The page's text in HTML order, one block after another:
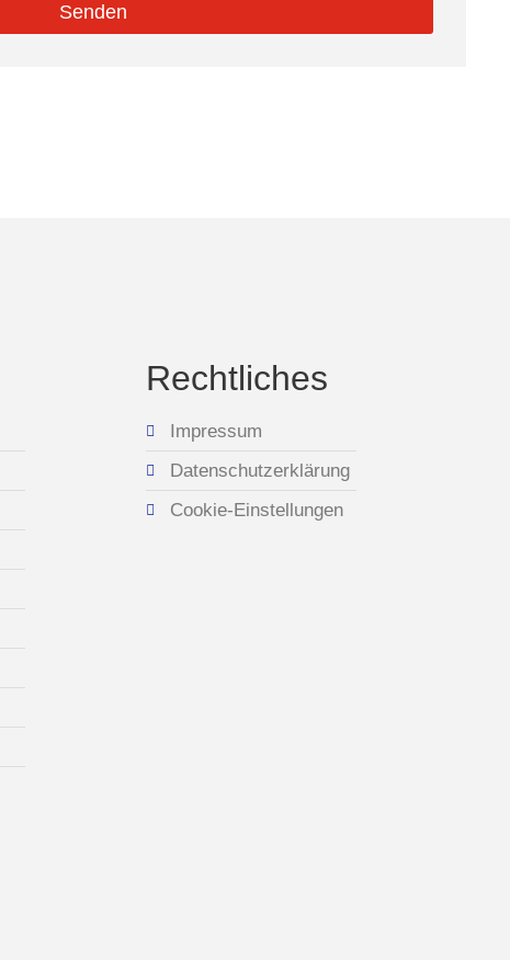
Senden
Rechtliches
Impressum
Datenschutzerklärung
Cookie-Einstellungen